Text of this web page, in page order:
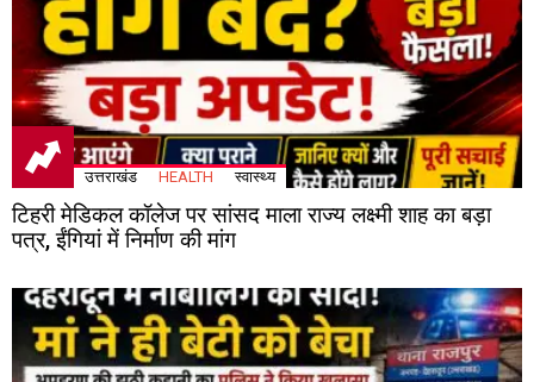
उत्तराखंड HEALTH स्वास्थ्य
टिहरी मेडिकल कॉलेज पर सांसद माला राज्य लक्ष्मी शाह का बड़ा
पत्र, ईंगियां में निर्माण की मांग